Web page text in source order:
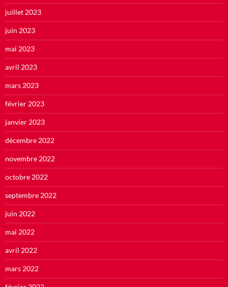
juillet 2023
juin 2023
mai 2023
avril 2023
mars 2023
février 2023
janvier 2023
décembre 2022
novembre 2022
octobre 2022
septembre 2022
juin 2022
mai 2022
avril 2022
mars 2022